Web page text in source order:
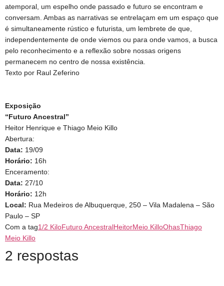
atemporal, um espelho onde passado e futuro se encontram e
conversam. Ambas as narrativas se entrelaçam em um espaço que
é simultaneamente rústico e futurista, um lembrete de que,
independentemente de onde viemos ou para onde vamos, a busca
pelo reconhecimento e a reflexão sobre nossas origens
permanecem no centro de nossa existência.
Texto por Raul Zeferino
Exposição
“Futuro Ancestral”
Heitor Henrique e Thiago Meio Killo
Abertura:
Data: 19/09
Horário: 16h
Enceramento:
Data: 27/10
Horário: 12h
Local: Rua Medeiros de Albuquerque, 250 – Vila Madalena – São
Paulo – SP
Com a tag1/2 KiloFuturo AncestralHeitorMeio KilloOhasThiago
Meio Killo
2 respostas